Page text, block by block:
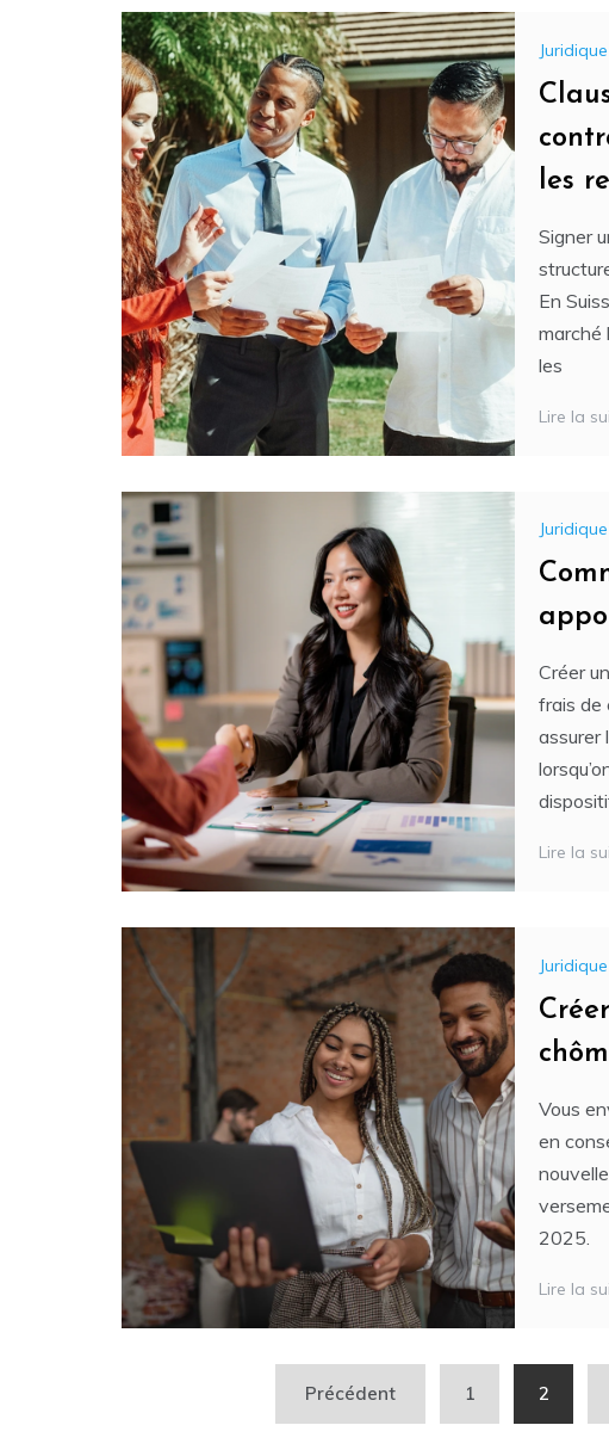
Juridique
les
Signer
En
marché
les
Lire la
Juridique
Créer
frais de
assurer
Lire la
Juridique
Vous
en
2025.
Lire la
Précédent 1 2